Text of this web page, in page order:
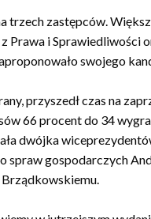
trzech zastępców.
Prawa i Sprawiedliwości
swojego
przyszedł czas na
66 procent do 34
dwójka
spraw gospodarczych